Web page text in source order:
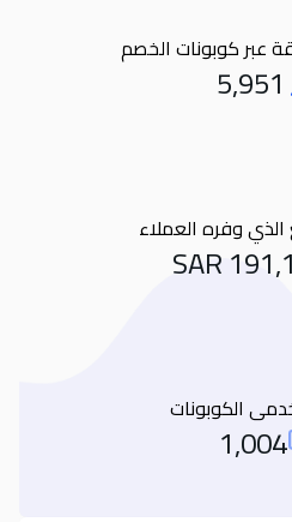
عبر كوبونات الخصم
Orders
5,951
وفره العملاء
Amount
SAR
الكوبونات
Total Used Coupons
1,004